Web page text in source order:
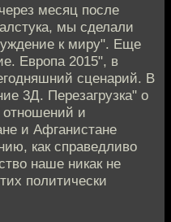
месяц после
мы сделали
к миру". Еще
Европа 2015", в
сценарий. В
3Д. Перезагрузка" о
отношений и
и Афганистане
как справедливо
наше никак не
политически